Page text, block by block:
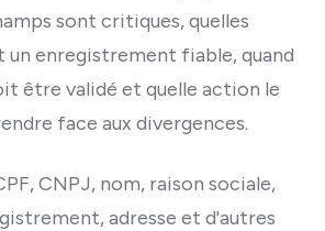
sont critiques, quelles
un enregistrement fiable, quand
être validé et quelle action le
face aux divergences.
CNPJ, nom, raison sociale,
adresse et d'autres